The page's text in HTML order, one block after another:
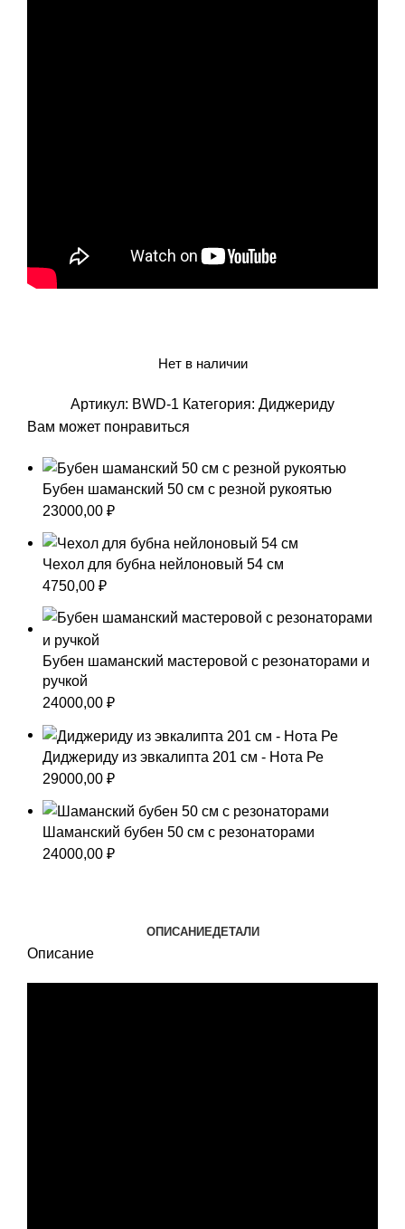
Нет в наличии
Артикул: BWD-1 Категория: Диджериду
Вам может понравиться
Бубен шаманский 50 см с резной рукоятью
23000,00 ₽
Чехол для бубна нейлоновый 54 см
4750,00 ₽
Бубен шаманский мастеровой с резонаторами и
ручкой
24000,00 ₽
Диджериду из эвкалипта 201 см - Нота Ре
29000,00 ₽
Шаманский бубен 50 см с резонаторами
24000,00 ₽
ОПИСАНИЕДЕТАЛИ
Описание